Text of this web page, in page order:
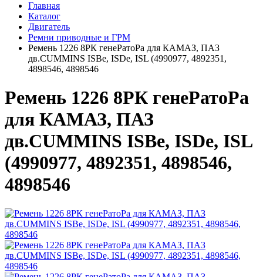
Главная
Каталог
Двигатель
Ремни приводные и ГРМ
Pемень 1226 8PК генеPатоPа для КАМАЗ, ПАЗ
дв.CUMMINS ISBe, ISDe, ISL (4990977, 4892351,
4898546, 4898546
Pемень 1226 8PК генеPатоPа
для КАМАЗ, ПАЗ
дв.CUMMINS ISBe, ISDe, ISL
(4990977, 4892351, 4898546,
4898546